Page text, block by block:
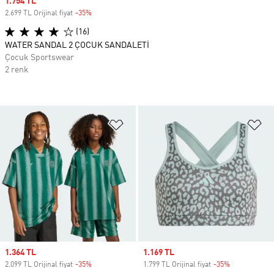
Favori Listesine Ekle
Sale price
1.364 TL
2.099 TL Orijinal fiyat -35%
Sale price
1.169 TL
1.799 TL Orijinal fiyat -35%
2.699 TL Orijinal fiyat -35%
(16)
WATER SANDAL 2 ÇOCUK SANDALETİ
Çocuk Sportswear
2 renk